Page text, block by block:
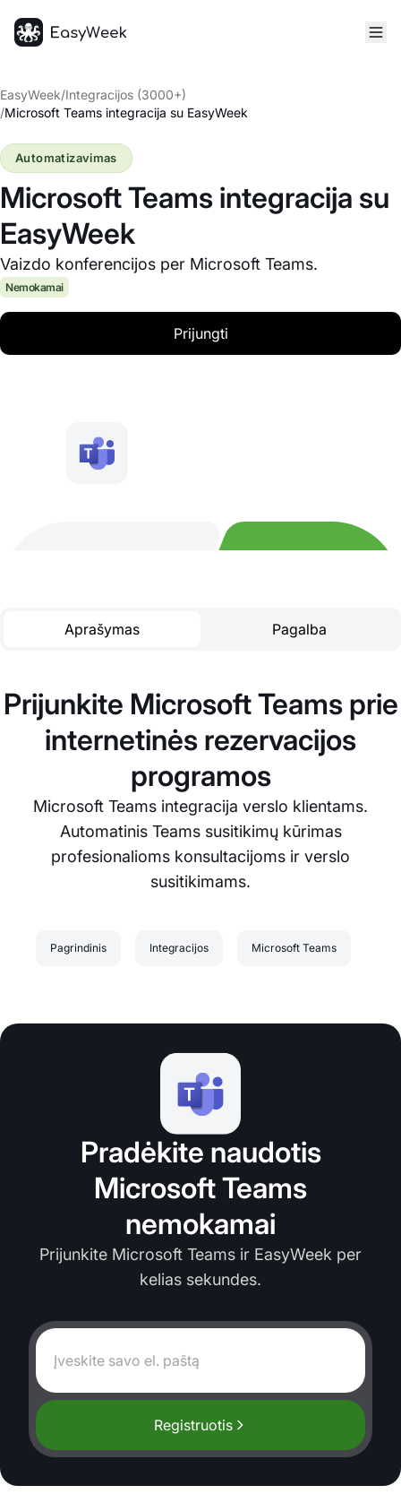
EasyWeek/Integracijos (3000+)
/Microsoft Teams integracija su EasyWeek
Microsoft Teams integracija su
EasyWeek
Vaizdo konferencijos per Microsoft Teams.
Automatizavimas
Nemokamai
Prijungti
Aprašymas Pagalba
Prijunkite Microsoft Teams prie
internetinės rezervacijos
programos
Microsoft Teams integracija verslo klientams.
Automatinis Teams susitikimų kūrimas
profesionalioms konsultacijoms ir verslo
susitikimams.
Pagrindinis Integracijos Microsoft Teams
Pradėkite naudotis
Microsoft Teams
nemokamai
Prijunkite Microsoft Teams ir EasyWeek per
kelias sekundes.
Registruotis